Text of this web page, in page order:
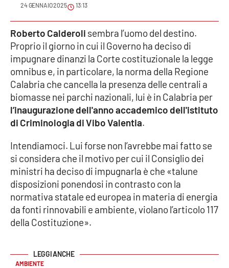
Meteo
Editoriali
VIDEO
Ambiente
Cronaca
Cultura
Economia e Lavoro
Politica
Sanità
Società
24 GENNAIO 2025 13:13
Roberto Calderoli sembra l’uomo del destino.
Proprio il giorno in cui il Governo ha deciso di
impugnare dinanzi la Corte costituzionale la legge
omnibus e, in particolare, la norma della Regione
Calabria che cancella la presenza delle centrali a
biomasse nei parchi nazionali, lui è in Calabria per
l’inaugurazione dell'anno accademico dell'istituto
di Criminologia di Vibo Valentia.
Intendiamoci. Lui forse non l’avrebbe mai fatto se
si considera che il motivo per cui il Consiglio dei
ministri ha deciso di impugnarla è che «talune
disposizioni ponendosi in contrasto con la
normativa statale ed europea in materia di energia
da fonti rinnovabili e ambiente, violano l’articolo 117
della Costituzione».
AMBIENTE